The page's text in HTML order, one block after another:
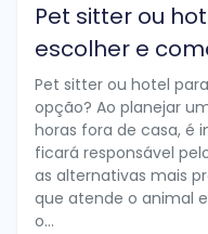
Pet sitter ou
escolher e
Pet sitter ou hotel
opção? Ao planejar
horas fora de casa, é
ficará responsável
as alternativas mais
que atende o animal
o...